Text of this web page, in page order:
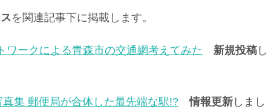
を関連記事下に掲載します。
ワークによる青森市の交通網考えてみた 新規投稿 し
真集 郵便局が合体した最先端な駅!? 情報更新 しまし